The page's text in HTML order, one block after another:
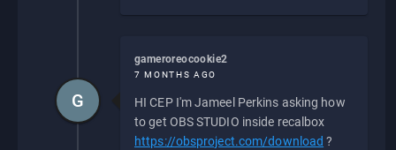
gameroreocookie2
7 MONTHS AGO
HI CEP I'm Jameel Perkins asking how
to get OBS STUDIO inside recalbox
https://obsproject.com/download ?
G